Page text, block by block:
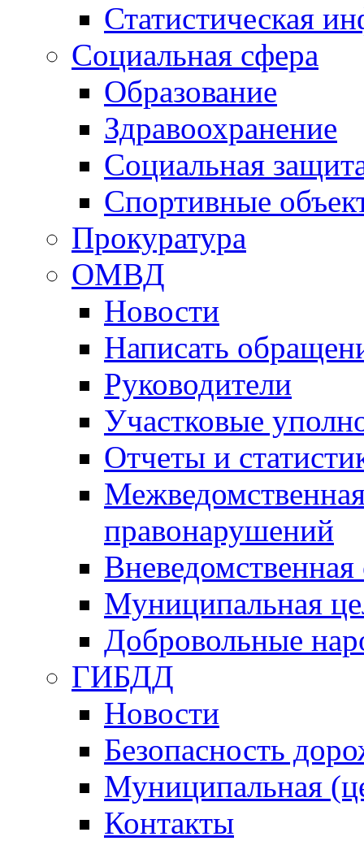
Статистическая
Социальная сфера
Образование
Здравоохранение
Социальная
Спортивные
Прокуратура
ОМВД
Новости
Написать
Руководители
Участковые
Отчеты и
правонарушений
Вневедомственная
Муниципальная
Добровольные
ГИБДД
Новости
Безопасность
Муниципальная
Контакты